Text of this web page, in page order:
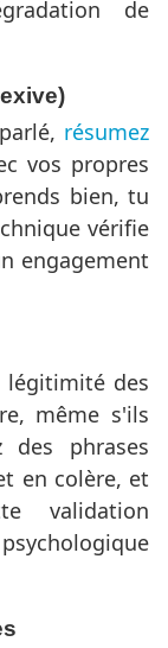
de
résumez
vos propres
bien, tu
vérifie
engagement
légitimité des
même s'ils
des phrases
en colère, et
validation